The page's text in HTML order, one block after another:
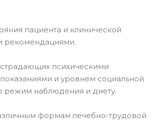
пациента и клинической
рекомендациями.
психическими
и уровнем социальной
режим наблюдения и диету.
формам лечебно-трудовой